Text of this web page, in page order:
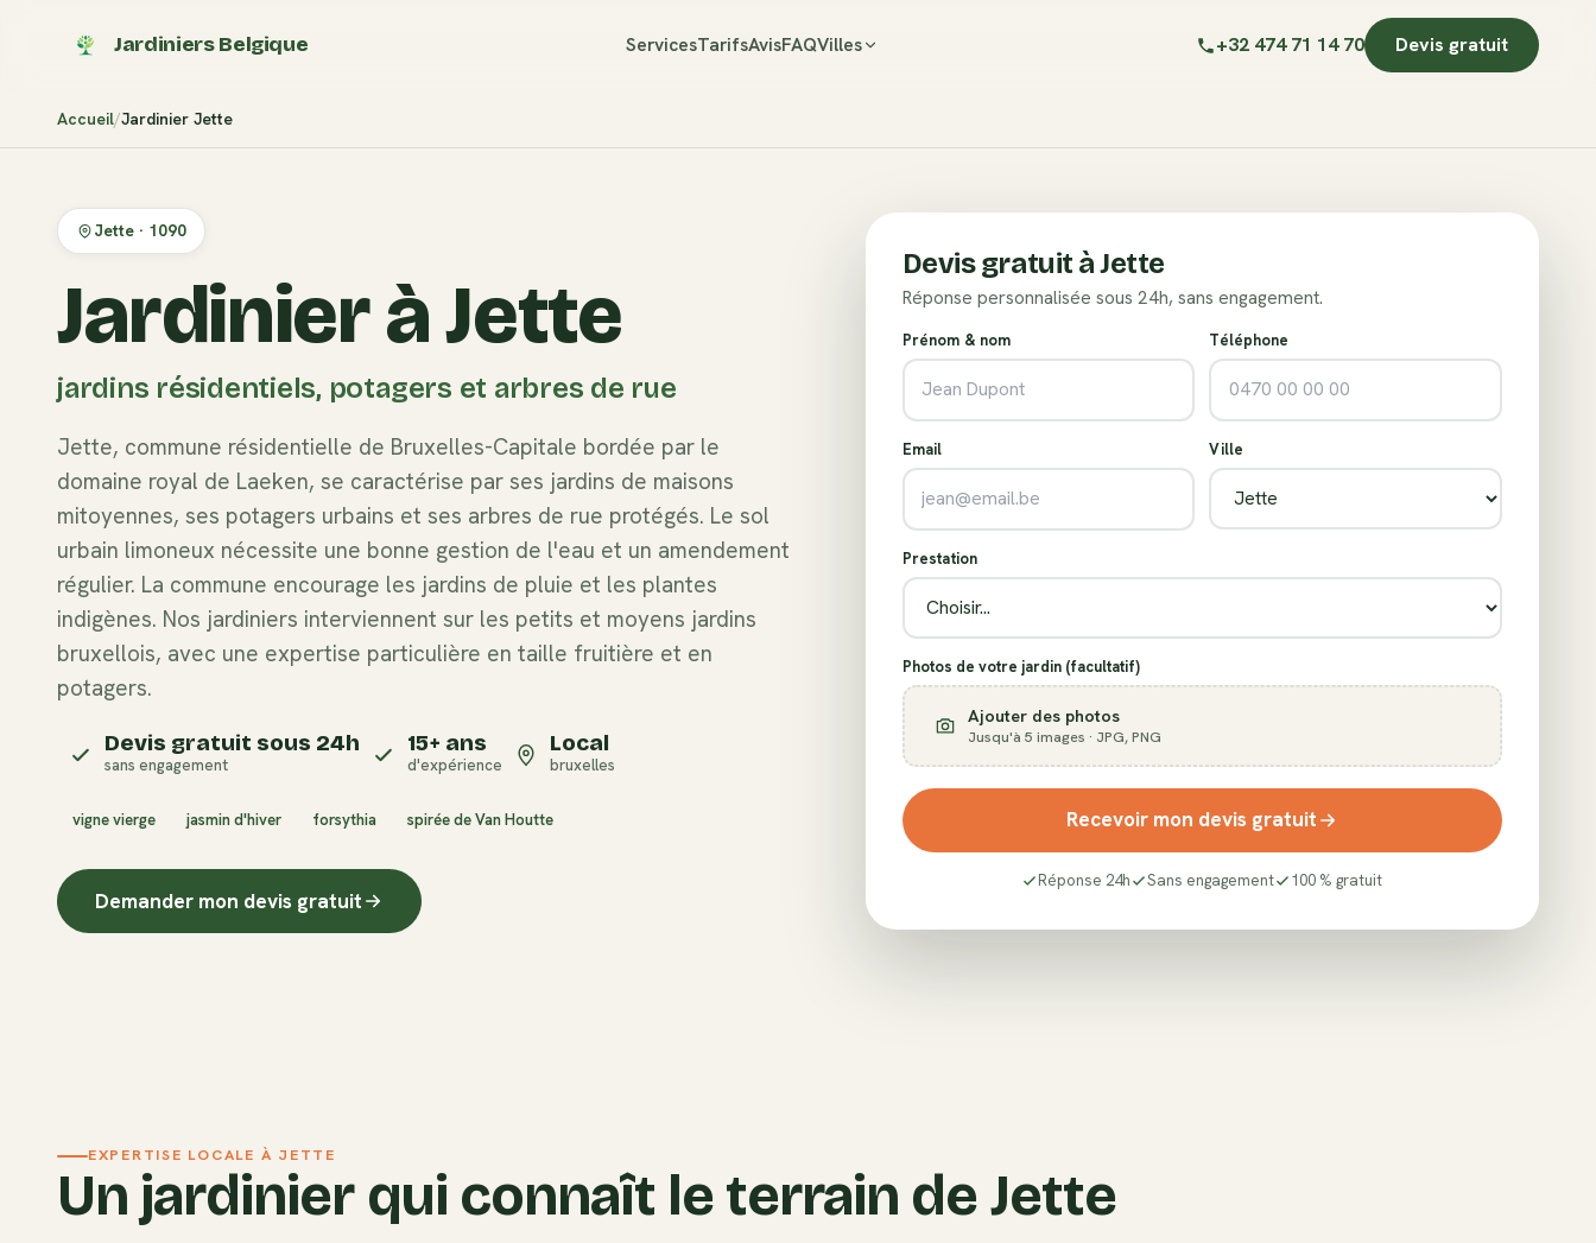
Jardiniers Belgique ServicesTarifsAvisFAQVilles +32 474 71 14 70 Devis gratuit
Accueil Jardinier Jette
Jette · 1090
Jardinier à Jette
jardins résidentiels, potagers et arbres de rue
Jette, commune résidentielle de Bruxelles-Capitale bordée par le
domaine royal de Laeken, se caractérise par ses jardins de maisons
mitoyennes, ses potagers urbains et ses arbres de rue protégés. Le sol
urbain limoneux nécessite une bonne gestion de l'eau et un amendement
régulier. La commune encourage les jardins de pluie et les plantes
indigènes. Nos jardiniers interviennent sur les petits et moyens jardins
bruxellois, avec une expertise particulière en taille fruitière et en
potagers.
Devis gratuit sous 24h
sans engagement
15+ ans
d'expérience
Local
bruxelles
vigne vierge jasmin d'hiver forsythia spirée de Van Houtte
Demander mon devis gratuit
Devis gratuit àJette
Réponse personnalisée sous 24h, sans engagement.
Prénom & nom Téléphone
Email Ville
Prestation
Photos de votre jardin (facultatif)
Ajouter des photos
Jusqu'à 5 images · JPG, PNG
Recevoir mon devis gratuit
Réponse 24h Sans engagement 100 % gratuit
EXPERTISE LOCALE À JETTE
Un jardinier qui connaît le terrain deJette